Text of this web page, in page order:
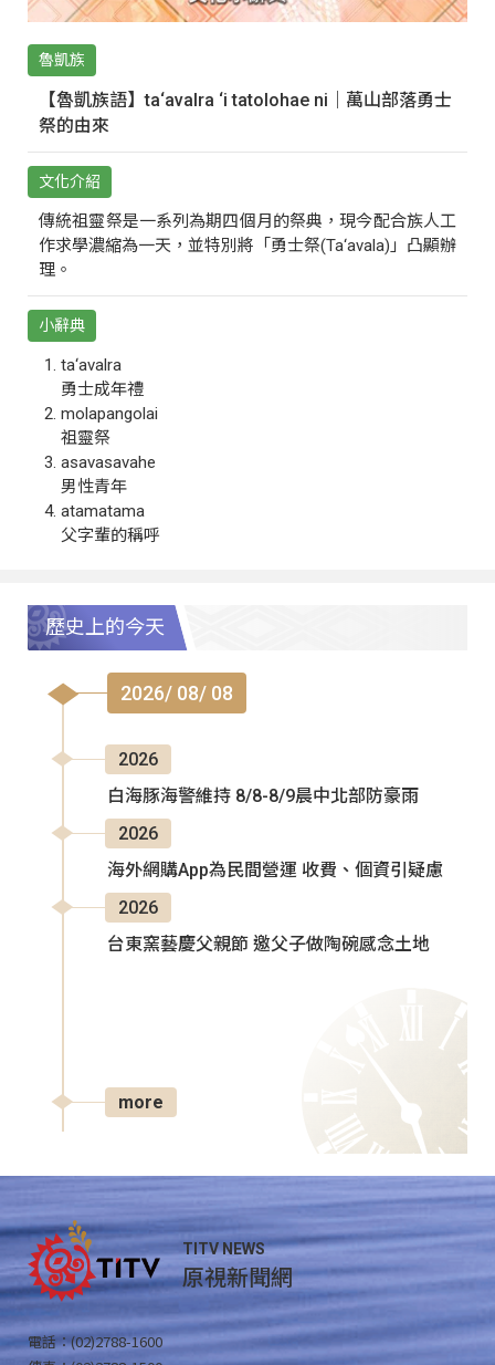
魯凱族
【魯凱族語】ta‘avalra ‘i tatolohae ni｜萬山部落勇士
祭的由來
文化介紹
傳統祖靈祭是一系列為期四個月的祭典，現今配合族人工
作求學濃縮為一天，並特別將「勇士祭(Ta‘avala)」凸顯辦
理。
小辭典
ta‘avalra
勇士成年禮
molapangolai
祖靈祭
asavasavahe
男性青年
atamatama
父字輩的稱呼
歷史上的今天
2026/ 08/ 08
2026
白海豚海警維持 8/8-8/9晨中北部防豪雨
2026
海外網購App為民間營運 收費、個資引疑慮
2026
台東窯藝慶父親節 邀父子做陶碗感念土地
more
TITV NEWS
原視新聞網
電話：(02)2788-1600